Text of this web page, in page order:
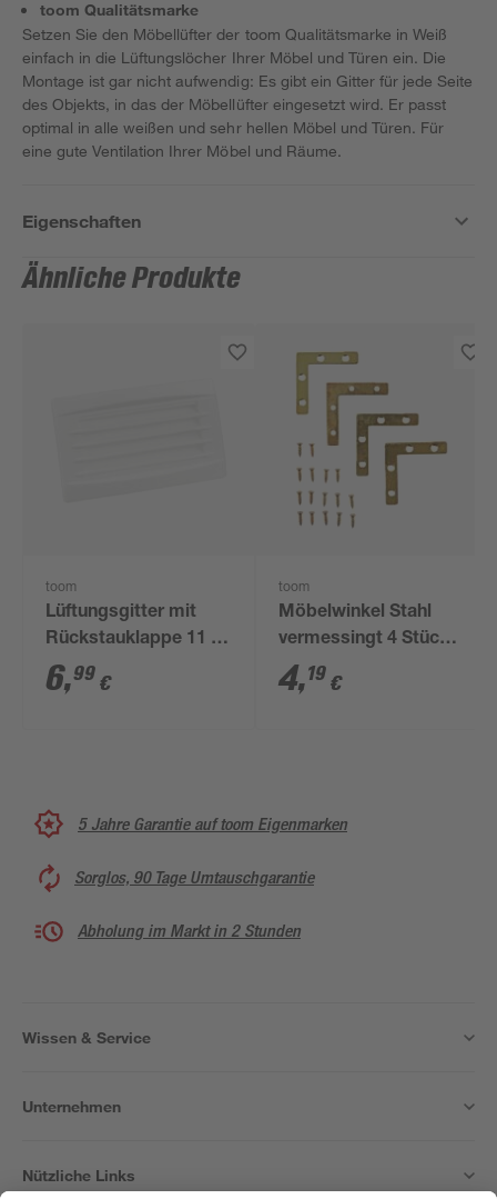
toom Qualitätsmarke
Setzen Sie den Möbellüfter der toom Qualitätsmarke in Weiß
einfach in die Lüftungslöcher Ihrer Möbel und Türen ein. Die
Montage ist gar nicht aufwendig: Es gibt ein Gitter für jede Seite
des Objekts, in das der Möbellüfter eingesetzt wird. Er passt
optimal in alle weißen und sehr hellen Möbel und Türen. Für
eine gute Ventilation Ihrer Möbel und Räume.
Eigenschaften
Ähnliche Produkte
toom
Lüftungsgitter mit
Rückstauklappe 11 x
5,4 cm weiß
6,99 €
toom
Möbelwinkel Stahl
vermessingt 4 Stück
10 x 50 x 50 mm
seitliche
4,19 €
5 Jahre Garantie auf toom Eigenmarken
Sorglos, 90 Tage Umtauschgarantie
Abholung im Markt in 2 Stunden
Wissen & Service
Unternehmen
Nützliche Links